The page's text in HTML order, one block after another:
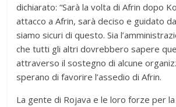
dichiarato: “Sarà la volta di Afrin dopo
attacco a Afrin, sarà deciso e guidato
siamo sicuri di questo. Sia
che tutti gli altri dovrebbero sapere
attraverso il sostegno di alcune
sperano di favorire l’assedio di Afrin.
La gente di Rojava e le loro forze per